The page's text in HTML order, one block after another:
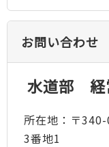
お問い合わせ
水道部 経
所在地：〒
3番地1